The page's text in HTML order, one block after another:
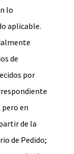
lo
aplicable.
de
por
en
de la
de Pedido;